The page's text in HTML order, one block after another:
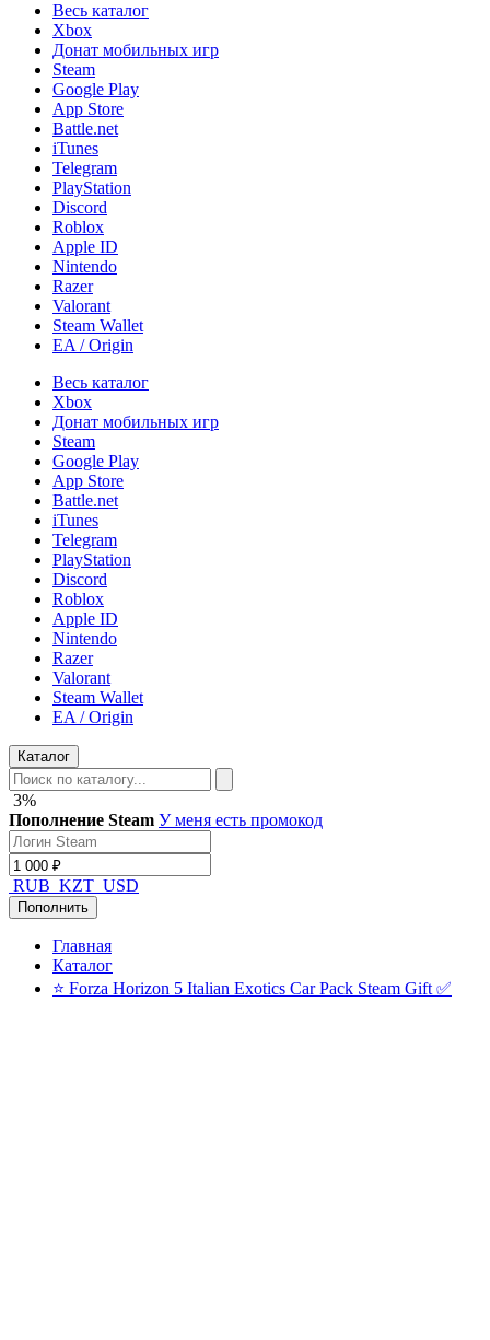
Весь каталог
Xbox
Донат мобильных игр
Steam
Google Play
App Store
Battle.net
iTunes
Telegram
PlayStation
Discord
Roblox
Apple ID
Nintendo
Razer
Valorant
Steam Wallet
EA / Origin
Весь каталог
Xbox
Донат мобильных игр
Steam
Google Play
App Store
Battle.net
iTunes
Telegram
PlayStation
Discord
Roblox
Apple ID
Nintendo
Razer
Valorant
Steam Wallet
EA / Origin
Каталог
3%
Пополнение Steam У меня есть промокод
RUB KZT USD
Пополнить
Главная
Каталог
⭐ Forza Horizon 5 Italian Exotics Car Pack Steam Gift ✅